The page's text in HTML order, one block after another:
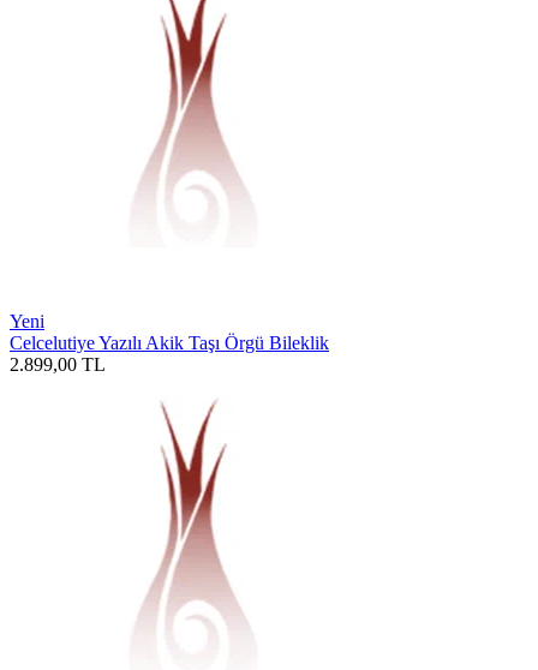
Yeni
Celcelutiye Yazılı Akik Taşı Örgü Bileklik
2.899,00 TL